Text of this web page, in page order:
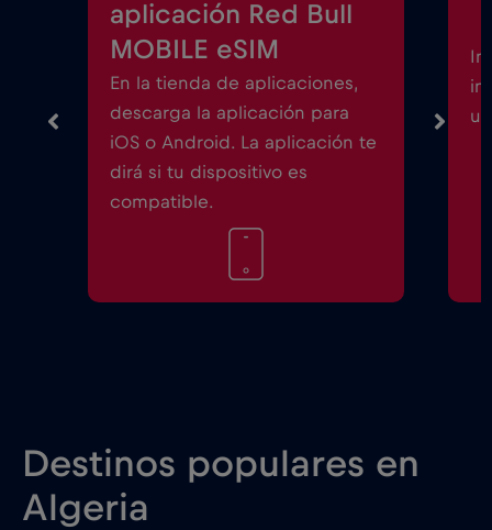
aplicación Red Bull
MOBILE eSIM
En la tienda de aplicaciones,
descarga la aplicación para
iOS o Android. La aplicación te
dirá si tu dispositivo es
compatible.
Destinos populares en
Algeria